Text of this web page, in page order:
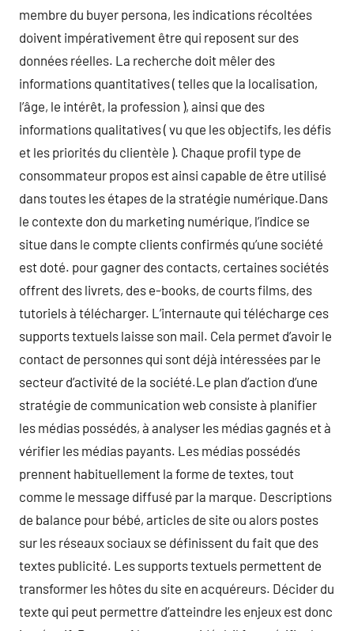
membre du buyer persona, les indications récoltées
doivent impérativement être qui reposent sur des
données réelles. La recherche doit mêler des
informations quantitatives ( telles que la localisation,
l’âge, le intérêt, la profession ), ainsi que des
informations qualitatives ( vu que les objectifs, les défis
et les priorités du clientèle ). Chaque profil type de
consommateur propos est ainsi capable de être utilisé
dans toutes les étapes de la stratégie numérique.Dans
le contexte don du marketing numérique, l’indice se
situe dans le compte clients confirmés qu’une société
est doté. pour gagner des contacts, certaines sociétés
offrent des livrets, des e-books, de courts films, des
tutoriels à télécharger. L’internaute qui télécharge ces
supports textuels laisse son mail. Cela permet d’avoir le
contact de personnes qui sont déjà intéressées par le
secteur d’activité de la société.Le plan d’action d’une
stratégie de communication web consiste à planifier
les médias possédés, à analyser les médias gagnés et à
vérifier les médias payants. Les médias possédés
prennent habituellement la forme de textes, tout
comme le message diffusé par la marque. Descriptions
de balance pour bébé, articles de site ou alors postes
sur les réseaux sociaux se définissent du fait que des
textes publicité. Les supports textuels permettent de
transformer les hôtes du site en acquéreurs. Décider du
texte qui peut permettre d’atteindre les enjeux est donc